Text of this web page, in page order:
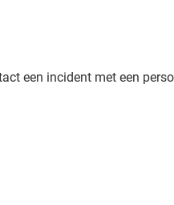
een incident met een